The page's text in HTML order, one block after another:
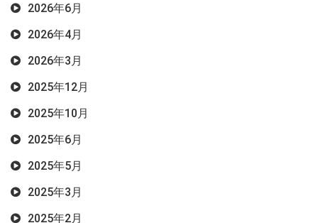
2026年6月
2026年4月
2026年3月
2025年12月
2025年10月
2025年6月
2025年5月
2025年3月
2025年2月